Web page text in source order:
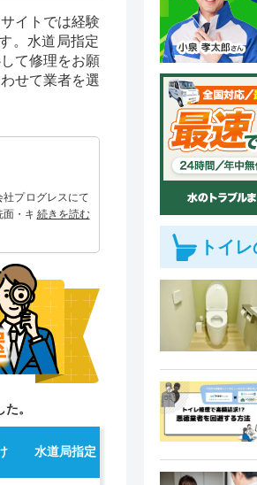
イトでは経験
。水道局指定
て修理をお願
せて業者を選
プログレスにて
面・キッチン関連
続きを読む
。
水道局指定
トイ